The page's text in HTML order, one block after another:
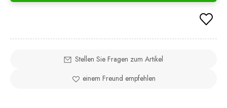
Stellen Sie Fragen zum Artikel
einem Freund empfehlen